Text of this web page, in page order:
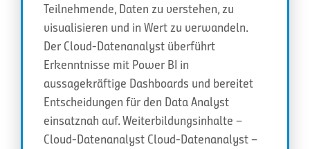
Teilnehmende, Daten zu verstehen, zu
visualisieren und in Wert zu verwandeln.
Der Cloud-Datenanalyst überführt
Erkenntnisse mit Power BI in
aussagekräftige Dashboards und bereitet
Entscheidungen für den Data Analyst
einsatznah auf. Weiterbildungsinhalte –
Cloud-Datenanalyst Cloud-Datenanalyst –